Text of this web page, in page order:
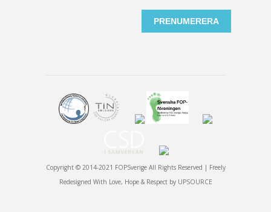
Copyright © 2014-2021 FOPSverige All Rights Reserved | Freely
Redesigned With Love, Hope & Respect by UPSOURCE